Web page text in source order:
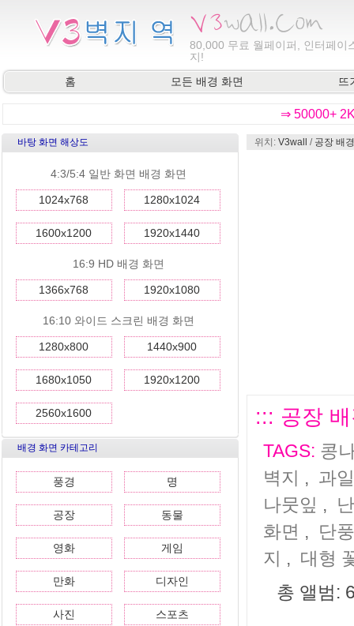
80,000 무료 월페이퍼, 인터페이
지!
홈
모든 배경 화면 뜨
⇒ 50000+
바탕 화면 해상도
4:3/5:4 일반 화면 배경 화면
1024x768 1280x1024
1600x1200 1920x1440
16:9 HD 배경 화면
1366x768 1920x1080
16:10 와이드 스크린 배경 화면
1280x800 1440x900
1680x1050 1920x1200
2560x1600
배경 화면 카테고리
풍경 명
공장 동물
영화 게임
만화 디자인
사진 스포츠
위치: V3wall / 공장 배
::: 공장
TAGS: 콩
벽지 , 과
나뭇잎 ,
화면 , 단
지 , 대형
총 앨범: